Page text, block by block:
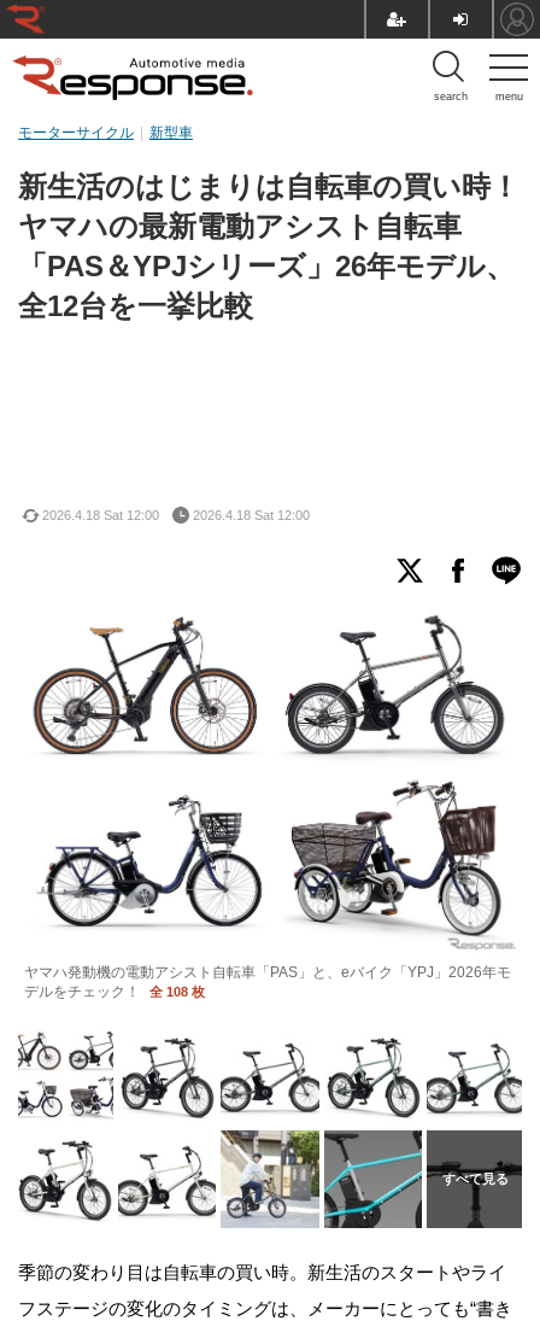
menu
search
新生活のはじまりは自転車の買い時！
ヤマハの最新電動アシスト自転車
「PAS＆YPJシリーズ」26年モデル、
全12台を一挙比較
モーターサイクル 新型車
2026.4.18 Sat 12:00 2026.4.18 Sat 12:00
ヤマハ発動機の電動アシスト自転車「PAS」と、eバイク「YPJ」2026年モ
デルをチェック！
全 108 枚
季節の変わり目は自転車の買い時。新生活のスタートやライ
フステージの変化のタイミングは、メーカーにとっても“書き